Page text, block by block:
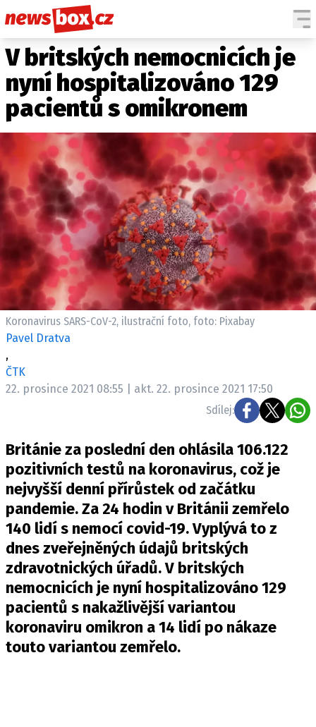
DOMÁCÍ
ZAHRANIČÍ
POČASÍ
KRIMI
EKONOMIKA
KULTURA
SPOLEČNOST
SPORT
ČESKÉ CELEBRITY
SVĚTOVÉ CELEBRITY
SLEDUJTE NÁS NA|
Máte příběh, fotku nebo video?
Pošlete e-mail na newsbox.cz
REDAKCE
INZERCE
OSOBNÍ ÚDAJE / COOKIES
VOLNÁ MÍSTA
Provozovatelem serveru newsbox.cz je
INCORP MEDIA GROUP s.r.o., IČ: 118 23 054
V britských nemocnicích je
nyní hospitalizováno 129
pacientů s omikronem
Koronavirus SARS-CoV-2, ilustrační foto, foto: Pixabay
Pavel Dratva
,
ČTK
22. prosince 2021 08:55 | akt. 22. prosince 2021 17:50
Sdílej:
Británie za poslední den ohlásila 106.122
pozitivních testů na koronavirus, což je
nejvyšší denní přírůstek od začátku
pandemie. Za 24 hodin v Británii zemřelo
140 lidí s nemocí covid-19. Vyplývá to z
dnes zveřejněných údajů britských
zdravotnických úřadů. V britských
nemocnicích je nyní hospitalizováno 129
pacientů s nakažlivější variantou
koronaviru omikron a 14 lidí po nákaze
touto variantou zemřelo.